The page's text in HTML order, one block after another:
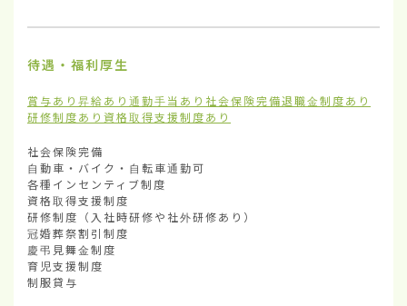
待遇・福利厚生
賞与あり 昇給あり 通勤手当あり 社会保険完備退職金制度あり
研修制度あり 資格取得支援制度あり
社会保険完備
自動車・バイク・自転車通勤可
各種インセンティブ制度
資格取得支援制度
研修制度（入社時研修や社外研修あり）
冠婚葬祭割引制度
慶弔見舞金制度
育児支援制度
制服貸与